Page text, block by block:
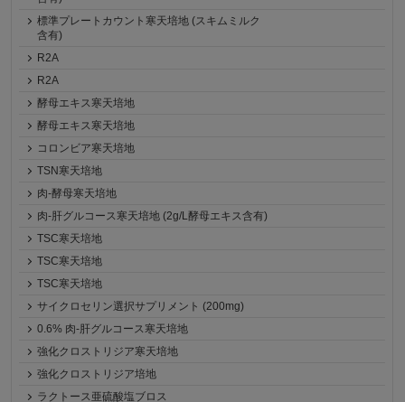
標準プレートカウント寒天培地 (スキムミルク
含有)
R2A
R2A
酵母エキス寒天培地
酵母エキス寒天培地
コロンビア寒天培地
TSN寒天培地
肉-酵母寒天培地
肉-肝グルコース寒天培地 (2g/L酵母エキス含有)
TSC寒天培地
TSC寒天培地
TSC寒天培地
サイクロセリン選択サプリメント (200mg)
0.6% 肉-肝グルコース寒天培地
強化クロストリジア寒天培地
強化クロストリジア培地
ラクトース亜硫酸塩ブロス